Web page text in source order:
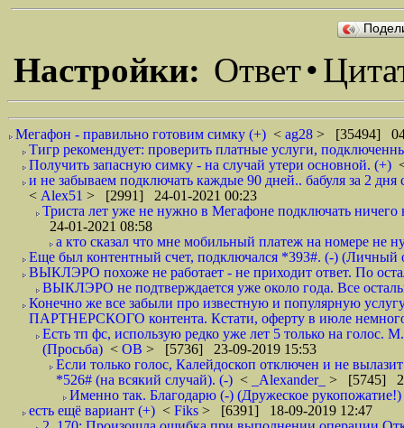
Настройки: Ответ•
Мегафон - правильно готовим симку (+) < ag28 > [35494]
Тигр рекомендует: проверить платные услуги,
Получить запасную симку - на случай утери основной. (+)
и не забываем подключать каждые 90 дней.. бабуля за 2
< Alex51 > [2991] 24-01-2021 00:23
Триста лет уже не нужно в Мегафоне подключать
24-01-2021 08:58
а кто сказал что мне мобильный платеж на номере не
Еще был контентный счет, подключался *393#. (-) (Личный
ВЫКЛЭРО похоже не работает - не приходит ответ. По
ВЫКЛЭРО не подтверждается уже около года. Все
Конечно же все забыли про известную и популярную
ПАРТНЕРСКОГО контента. Кстати, оферту в июле немного
Есть тп фс, использую редко уже лет 5 только на голос.
(Просьба) < ОВ > [5736] 23-09-2019 15:53
Если только голос, Калейдоскоп отключен и не
*526# (на всякий случай). (-) < _Alexander_ > [5745]
Именно так. Благодарю (-) (Дружеское рукопожатие!)
есть ещё вариант (+) < Fiks > [6391] 18-09-2019 12:47